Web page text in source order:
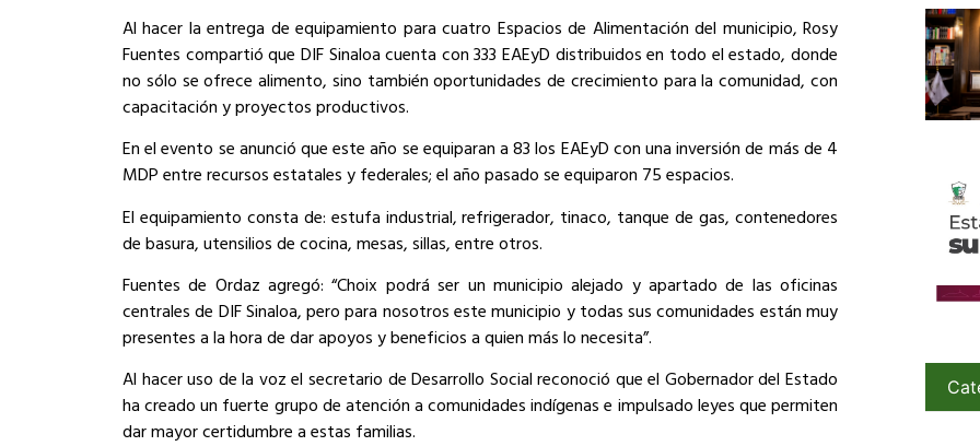
Al hacer la entrega de equipamiento para cuatro Espacios de Alimentación del municipio, Rosy
Fuentes compartió que DIF Sinaloa cuenta con 333 EAEyD distribuidos en todo el estado, donde
no sólo se ofrece alimento, sino también oportunidades de crecimiento para la comunidad, con
capacitación y proyectos productivos.
En el evento se anunció que este año se equiparan a 83 los EAEyD con una inversión de más de 4
MDP entre recursos estatales y federales; el año pasado se equiparon 75 espacios.
El equipamiento consta de: estufa industrial, refrigerador, tinaco, tanque de gas, contenedores
de basura, utensilios de cocina, mesas, sillas, entre otros.
Fuentes de Ordaz agregó: “Choix podrá ser un municipio alejado y apartado de las oficinas
centrales de DIF Sinaloa, pero para nosotros este municipio y todas sus comunidades están muy
presentes a la hora de dar apoyos y beneficios a quien más lo necesita”.
Al hacer uso de la voz el secretario de Desarrollo Social reconoció que el Gobernador del Estado
ha creado un fuerte grupo de atención a comunidades indígenas e impulsado leyes que permiten
dar mayor certidumbre a estas familias.